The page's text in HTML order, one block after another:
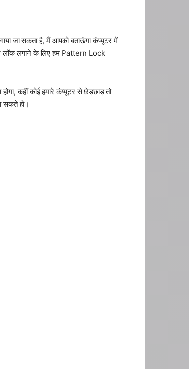
जा सकता है, मैं आपको बताऊंगा कंप्यूटर में
लगाने के लिए हम Pattern Lock
कहीं कोई हमारे कंप्यूटर से छेड़छाड़ तो
सकते हो।